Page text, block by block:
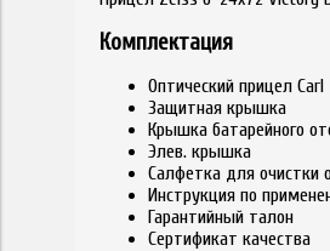
Комплектация
Оптический прицел
Защитная крышка
Крышка батарейного
Элев. крышка
Салфетка для очистки
Инструкция по
Гарантийный талон
Сертификат качества